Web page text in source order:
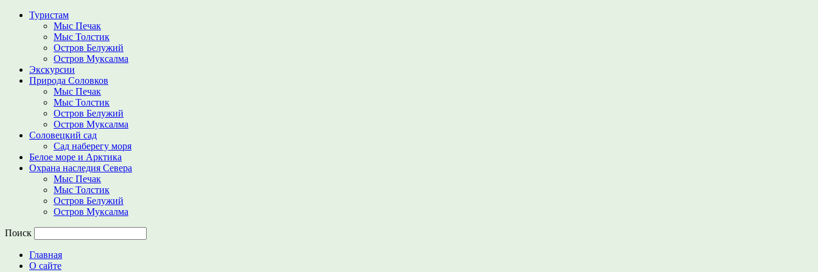
Туристам
Мыс Печак
Мыс Толстик
Остров Белужий
Остров Муксалма
Экскурсии
Природа Соловков
Мыс Печак
Мыс Толстик
Остров Белужий
Остров Муксалма
Соловецкий сад
Сад наберегу моря
Белое море и Арктика
Охрана наследия Севера
Мыс Печак
Мыс Толстик
Остров Белужий
Остров Муксалма
Поиск
Главная
О сайте